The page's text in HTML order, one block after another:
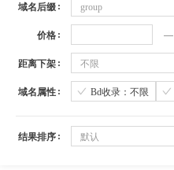
域名后缀 group
价格
距离下架 不限
域名属性 Bd收录：不限
结果排序 默认